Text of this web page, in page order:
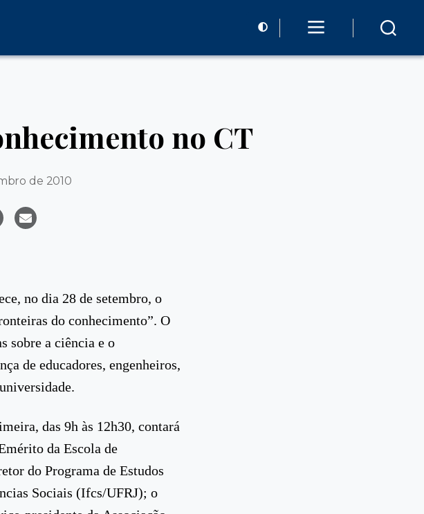
no CT
de 2010
no dia 28 de setembro, o
do conhecimento”. O
sobre a ciência e o
de educadores, engenheiros,
das 9h às 12h30, contará
da Escola de
do Programa de Estudos
Sociais (Ifcs/UFRJ); o